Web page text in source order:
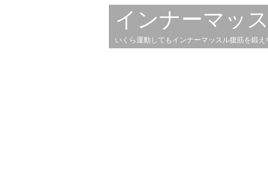
インナーマッ
いくら運動してもインナーマッスル腹筋を鍛